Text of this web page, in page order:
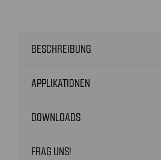
BESCHREIBUNG
APPLIKATIONEN
DOWNLOADS
FRAG UNS!